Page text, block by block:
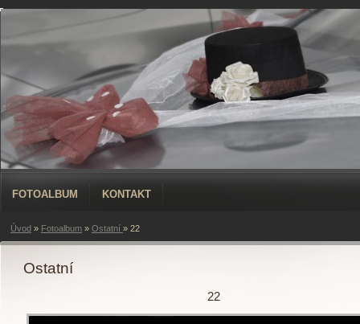
FOTOALBUM KONTAKT
Úvod » Fotoalbum » Ostatní » 22
Ostatní
22